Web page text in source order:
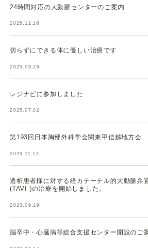
24時間対応の大動脈センターのご案内
2025.12.16
切らずにできる体に優しい治療です
2025.09.29
レジナビに参加しました
2025.07.02
第193回日本胸部外科学会関東甲信越地方会
2023.11.13
透析患者様に対する経カテーテル的大動脈弁
(TAVI )の治療を開始しました。
2023.09.19
脳卒中・心臓病等総合支援センター開設のご